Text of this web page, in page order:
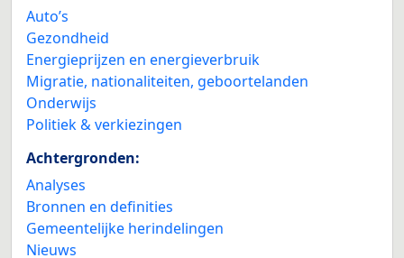
Auto’s
Gezondheid
Energieprijzen en energieverbruik
Migratie, nationaliteiten, geboortelanden
Onderwijs
Politiek & verkiezingen
Achtergronden:
Analyses
Bronnen en definities
Gemeentelijke herindelingen
Nieuws